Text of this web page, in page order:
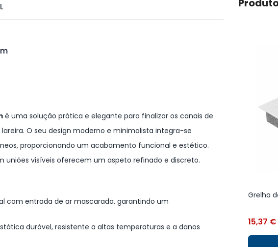
é uma solução prática e elegante para finalizar os canais de
O seu design moderno e minimalista integra-se
proporcionando um acabamento funcional e estético.
uniões visíveis oferecem um aspeto refinado e discreto.
com entrada de ar mascarada, garantindo um
durável, resistente a altas temperaturas e a danos
Grelha
15,37 €